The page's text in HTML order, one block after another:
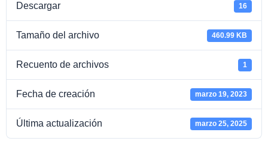
Descargar 16
Tamaño del archivo 460.99 KB
Recuento de archivos 1
Fecha de creación marzo 19, 2023
Última actualización marzo 25, 2025